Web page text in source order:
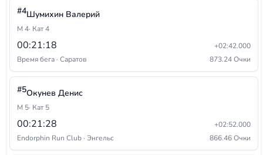
#4Шумихин Валерий
М 4· Кат 4
00:21:18
+02:42.000
Время бега · Саратов
873.24 Очки
#5Окунев Денис
М 5· Кат 5
00:21:28
+02:52.000
Endorphin Run Club · Энгельс
866.46 Очки